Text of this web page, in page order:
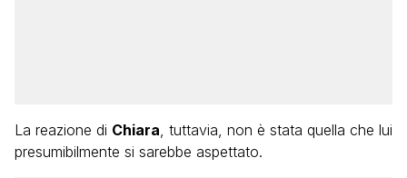
La reazione di Chiara, tuttavia, non è stata quella che lui
presumibilmente si sarebbe aspettato.